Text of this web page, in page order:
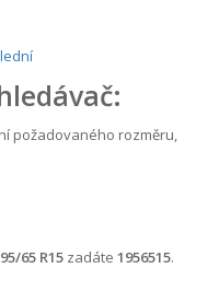
požadovaného rozměru,
65 R15 zadáte 1956515.